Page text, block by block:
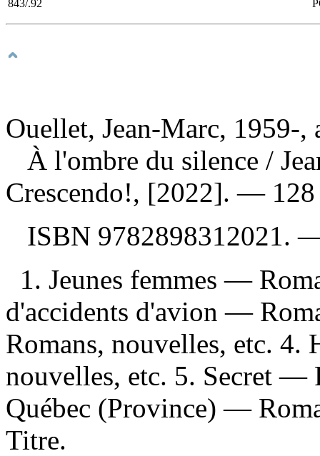
843/.92
Ouellet, Jean-Marc, 1959-,
À l'ombre du silence /
Crescendo!, [2022]. — 128
ISBN 9782898312021.
1. Jeunes femmes —
d'accidents d'avion —
Romans, nouvelles, etc.
nouvelles, etc. 5. Secret —
Québec (Province) —
Titre.